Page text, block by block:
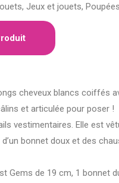
Jeux et jouets,
cheveux blancs coiffés
et articulée pour poser !
vestimentaires. Elle est
bonnet doux et des
Gems de 19 cm, 1 bonnet